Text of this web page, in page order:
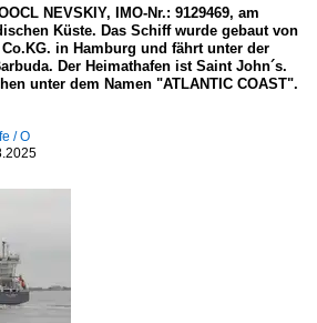
NEVSKIY, IMO-Nr.: 9129469, am
Küste. Das Schiff wurde gebaut von
in Hamburg und fährt unter der
Der Heimathafen ist Saint John´s.
unter dem Namen "ATLANTIC COAST".
/ O